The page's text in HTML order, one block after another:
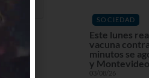
SOCIEDAD
Este lunes
vacuna
minutos se
y Montevideo
03/08/26